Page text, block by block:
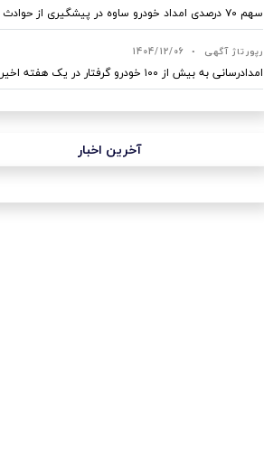
سهم ۷۰ درصدی امداد خودرو ساوه در پیشگیری از حوادث جاده‌ای
رپورتاژ آگهی •
1404/12/06
امدادرسانی به بیش از ۱۰۰ خودرو گرفتار در یک هفته اخیر در اهواز
آخرین اخبار